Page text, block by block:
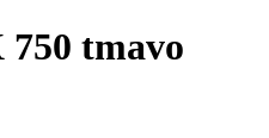
tmavo